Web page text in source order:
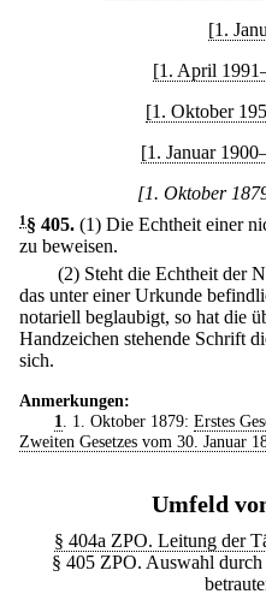
[1.
[1. April
[1. Oktober
[1. Januar
[1. Oktober
1 § 405. (1) Die Echtheit einer
zu beweisen.
(2) Steht die Echtheit der
das unter einer Urkunde
notariell beglaubigt, so hat die
Handzeichen stehende Schrift
sich.
Anmerkungen:
1. 1. Oktober 1879: Erstes
Zweiten Gesetzes vom 30. Januar
Umfeld
§ 404a ZPO. Leitung der
§ 405 ZPO. Auswahl